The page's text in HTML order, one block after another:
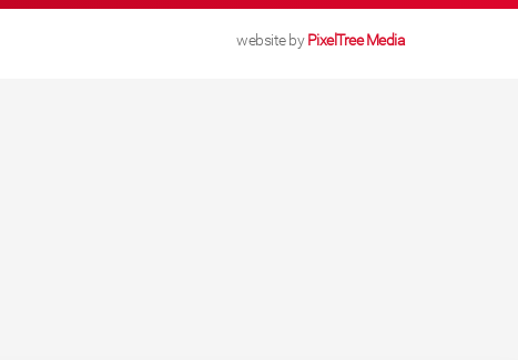
website byPixelTree Media